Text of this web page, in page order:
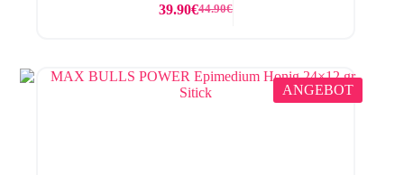
44.90€
39.90€
ANGEBOT